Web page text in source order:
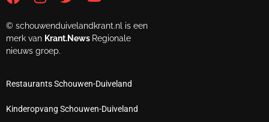
© schouwenduivelandkrant.nl is een
merk van Krant.News Regionale
nieuws groep.
Restaurants Schouwen-Duiveland
Kinderopvang Schouwen-Duiveland